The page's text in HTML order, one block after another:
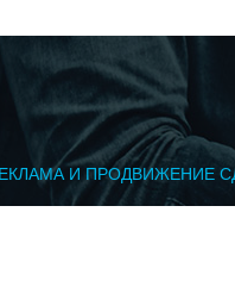
И ПРОДВИЖЕНИЕ